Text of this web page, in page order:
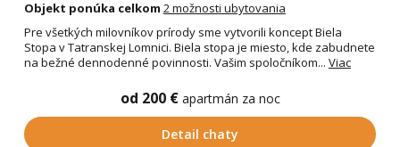
Objekt ponúka celkom 2 možnosti ubytovania
Pre všetkých milovníkov prírody sme vytvorili koncept Biela
Stopa v Tatranskej Lomnici. Biela stopa je miesto, kde zabudnete
na bežné dennodenné povinnosti. Vašim spoločníkom... Viac
od 200 € apartmán za noc
Detail chaty